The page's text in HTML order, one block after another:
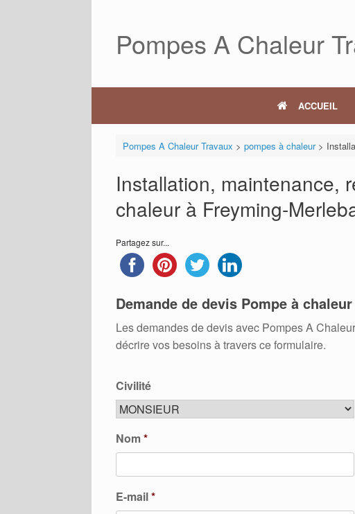
contentPompes A Chaleur
ACCUEIL
Pompes A Chaleur Travaux > pompes à chaleur>
Installation, maintenance,
chaleur à Freyming-
Partagez sur...
Demande de devis Pompe à chaleur
Les demandes de devis avec Pompes A
décrire vos besoins à travers ce formulaire.
Civilité
Nom*
E-mail*